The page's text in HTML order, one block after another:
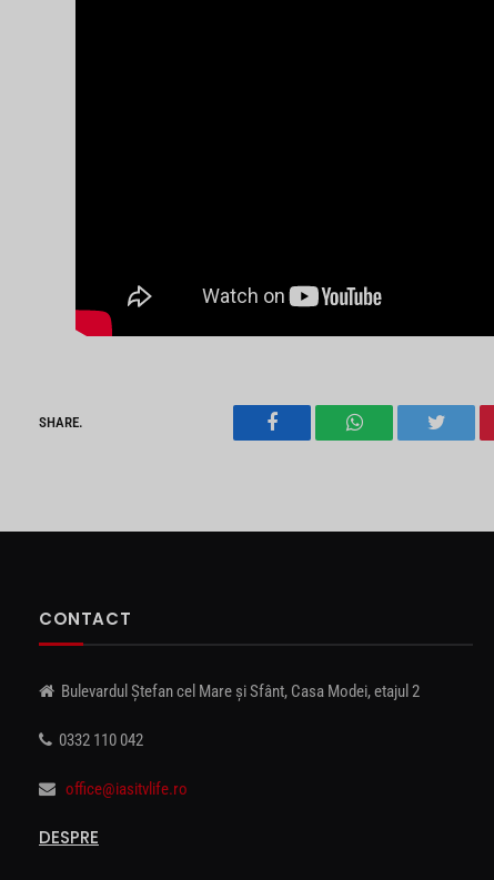
SHARE.
Facebook WhatsAppTwitter
CONTACT
Bulevardul Ștefan cel Mare și Sfânt, Casa Modei, etajul 2
0332 110 042
office@iasitvlife.ro
DESPRE